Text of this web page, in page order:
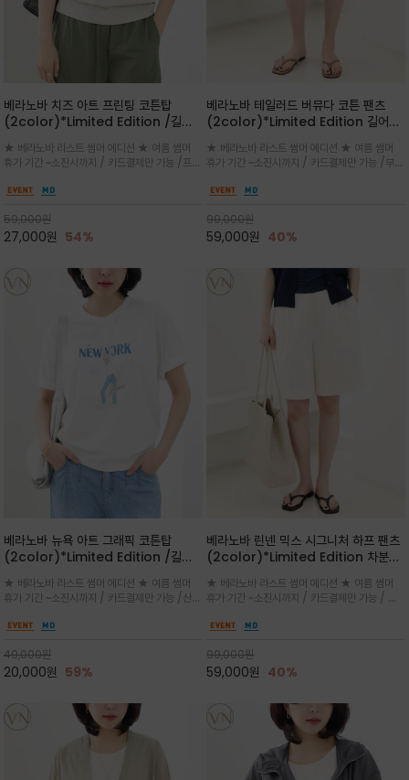
베라노바 치즈 아트 프린팅 코튼탑
(2color)*Limited Edition /길어
세요 ^^
★ 베라노바 라스트 썸머 에디션 ★ 여름 썸머
휴가 기간 ~소진시까지 / 카드결제만 가능 /프론
러스트 프린트가 더해져 과하지 않으면서도 세련
59,000원
27,000원 54%
베라노바 테일러드 버뮤다 코튼 팬츠
(2color)*Limited Edition 길어진
^^
★ 베라노바 라스트 썸머 에디션 ★ 여름 썸머
휴가 기간 ~소진시까지 / 카드결제만 가능 /부드
은은한 매트 컬러가 고급스러운 분위기
99,000원
59,000원 40%
베라노바 뉴욕 아트 그래픽 코튼탑
(2color)*Limited Edition /길어
세요 ^^
★ 베라노바 라스트 썸머 에디션 ★ 여름 썸머
휴가 기간 ~소진시까지 / 카드결제만 가능 /산뜻
레터링과 감각적인 일러스트 프린트가 어우러져
49,000원
20,000원 59%
베라노바 린넨 믹스 시그니처 하프 팬츠
(2color)*Limited Edition 차분한
진 여름의 끝자락까지 멋스럽게 연출하
세요 ^^
★ 베라노바 라스트 썸머 에디션 ★ 여름 썸머
휴가 기간 ~소진시까지 / 카드결제만 가능 / 앞
게 체형을 커버해 우아한 비율을 완성
99,000원
59,000원 40%